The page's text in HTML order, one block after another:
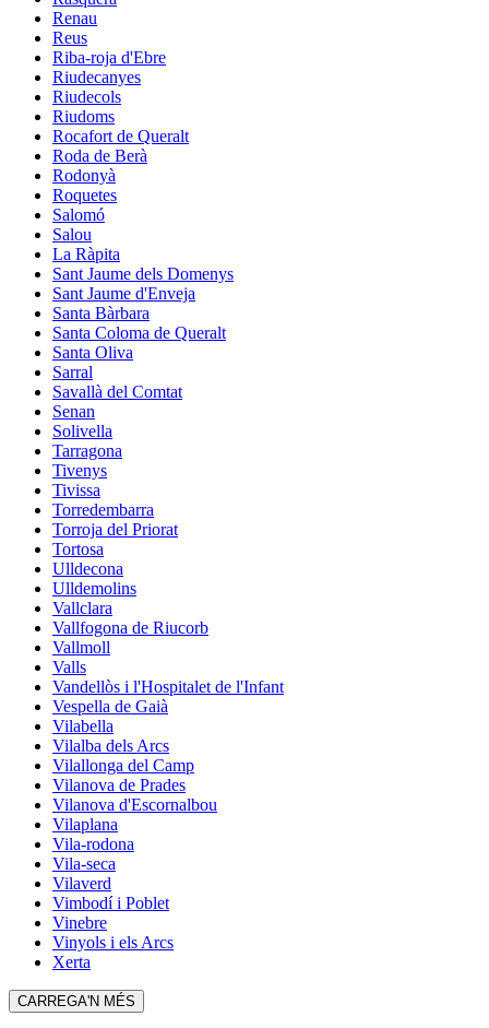
Renau
Reus
Riba-roja d'Ebre
Riudecanyes
Riudecols
Riudoms
Rocafort de Queralt
Roda de Berà
Rodonyà
Roquetes
Salomó
Salou
La Ràpita
Sant Jaume dels Domenys
Sant Jaume d'Enveja
Santa Bàrbara
Santa Coloma de Queralt
Santa Oliva
Sarral
Savallà del Comtat
Senan
Solivella
Tarragona
Tivenys
Tivissa
Torredembarra
Torroja del Priorat
Tortosa
Ulldecona
Ulldemolins
Vallclara
Vallfogona de Riucorb
Vallmoll
Valls
Vandellòs i l'Hospitalet de l'Infant
Vespella de Gaià
Vilabella
Vilalba dels Arcs
Vilallonga del Camp
Vilanova de Prades
Vilanova d'Escornalbou
Vilaplana
Vila-rodona
Vila-seca
Vilaverd
Vimbodí i Poblet
Vinebre
Vinyols i els Arcs
Xerta
CARREGA'N MÉS